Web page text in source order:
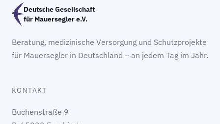
Deutsche Gesellschaft
für Mauersegler e.V.
Beratung, medizinische Versorgung und Schutzprojekte
für Mauersegler in Deutschland – an jedem Tag im Jahr.
KONTAKT
Buchenstraße 9